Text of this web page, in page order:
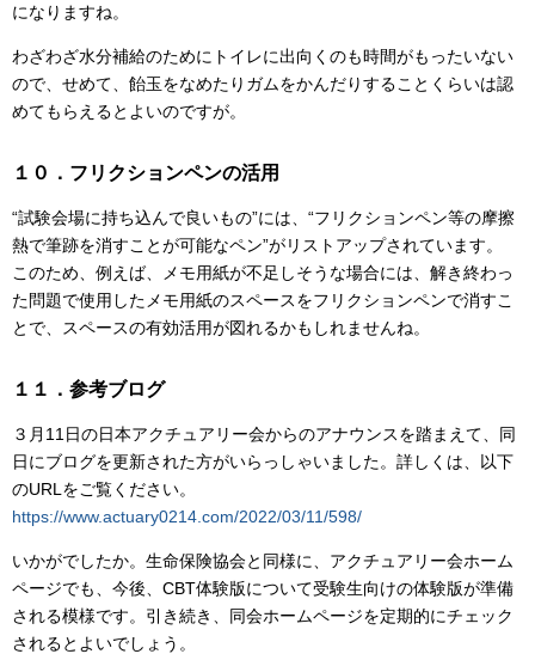
になりますね。
わざわざ水分補給のためにトイレに出向くのも時間がもったいない
ので、せめて、飴玉をなめたりガムをかんだりすることくらいは認
めてもらえるとよいのですが。
１０．フリクションペンの活用
“試験会場に持ち込んで良いもの”には、“フリクションペン等の摩擦
熱で筆跡を消すことが可能なペン”がリストアップされています。
このため、例えば、メモ用紙が不足しそうな場合には、解き終わっ
た問題で使用したメモ用紙のスペースをフリクションペンで消すこ
とで、スペースの有効活用が図れるかもしれませんね。
１１．参考ブログ
３月11日の日本アクチュアリー会からのアナウンスを踏まえて、同
日にブログを更新された方がいらっしゃいました。詳しくは、以下
のURLをご覧ください。
https://www.actuary0214.com/2022/03/11/598/
いかがでしたか。生命保険協会と同様に、アクチュアリー会ホーム
ページでも、今後、CBT体験版について受験生向けの体験版が準備
される模様です。引き続き、同会ホームページを定期的にチェック
されるとよいでしょう。